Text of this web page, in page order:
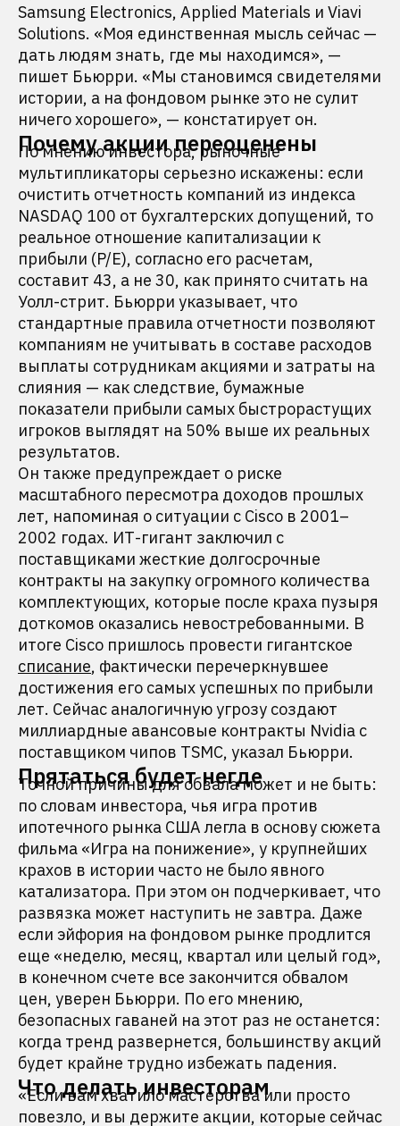
Samsung Electronics, Applied Materials и Viavi
Solutions. «Моя единственная мысль сейчас —
дать людям знать, где мы находимся», —
пишет Бьюрри. «Мы становимся свидетелями
истории, а на фондовом рынке это не сулит
ничего хорошего», — констатирует он.
Почему акции переоценены
По мнению инвестора, рыночные
мультипликаторы серьезно искажены: если
очистить отчетность компаний из индекса
NASDAQ 100 от бухгалтерских допущений, то
реальное отношение капитализации к
прибыли (P/E), согласно его расчетам,
составит 43, а не 30, как принято считать на
Уолл-стрит. Бьюрри указывает, что
стандартные правила отчетности позволяют
компаниям не учитывать в составе расходов
выплаты сотрудникам акциями и затраты на
слияния — как следствие, бумажные
показатели прибыли самых быстрорастущих
игроков выглядят на 50% выше их реальных
результатов.
Он также предупреждает о риске
масштабного пересмотра доходов прошлых
лет, напоминая о ситуации с Cisco в 2001–
2002 годах. ИТ-гигант заключил с
поставщиками жесткие долгосрочные
контракты на закупку огромного количества
комплектующих, которые после краха пузыря
доткомов оказались невостребованными. В
итоге Cisco пришлось провести гигантское
списание, фактически перечеркнувшее
достижения его самых успешных по прибыли
лет. Сейчас аналогичную угрозу создают
миллиардные авансовые контракты Nvidia с
поставщиком чипов TSMC, указал Бьюрри.
Прятаться будет негде
Точной причины для обвала может и не быть:
по словам инвестора, чья игра против
ипотечного рынка США легла в основу сюжета
фильма «Игра на понижение», у крупнейших
крахов в истории часто не было явного
катализатора. При этом он подчеркивает, что
развязка может наступить не завтра. Даже
если эйфория на фондовом рынке продлится
еще «неделю, месяц, квартал или целый год»,
в конечном счете все закончится обвалом
цен, уверен Бьюрри. По его мнению,
безопасных гаваней на этот раз не останется:
когда тренд развернется, большинству акций
будет крайне трудно избежать падения.
Что делать инвесторам
«Если вам хватило мастерства или просто
повезло, и вы держите акции, которые сейчас